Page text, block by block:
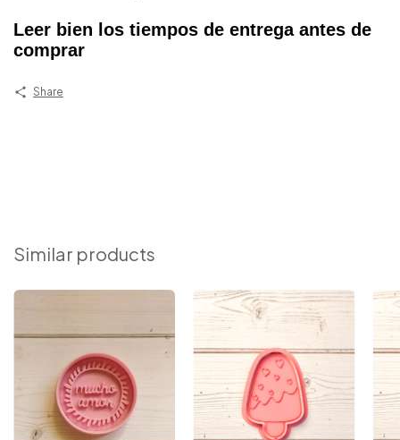
Leer bien los tiempos de entrega antes de
comprar
Share
Similar products